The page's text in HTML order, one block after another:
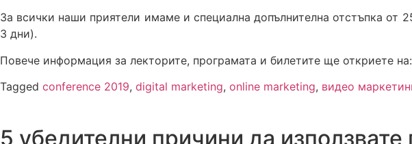
За всички наши приятели имаме и специална допълнителна отстъпка от
3 дни).
Повече информация за лекторите, програмата и билетите ще откриете на:
Tagged conference 2019, digital marketing, online marketing, видео
5 убедителни причини да